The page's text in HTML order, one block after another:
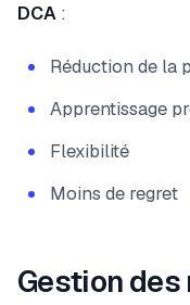
DCA :
Réduction de la
Apprentissage
Flexibilité
Moins de regret
Gestion